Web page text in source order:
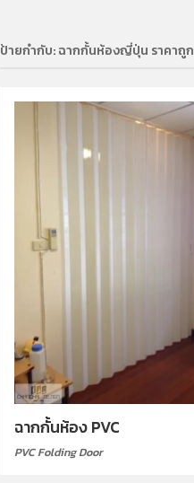
ป้ายกำกับ:ฉากกั้นห้องญี่ปุ่น ราคาถูก
ฉากกั้นห้อง PVC
PVC Folding Door